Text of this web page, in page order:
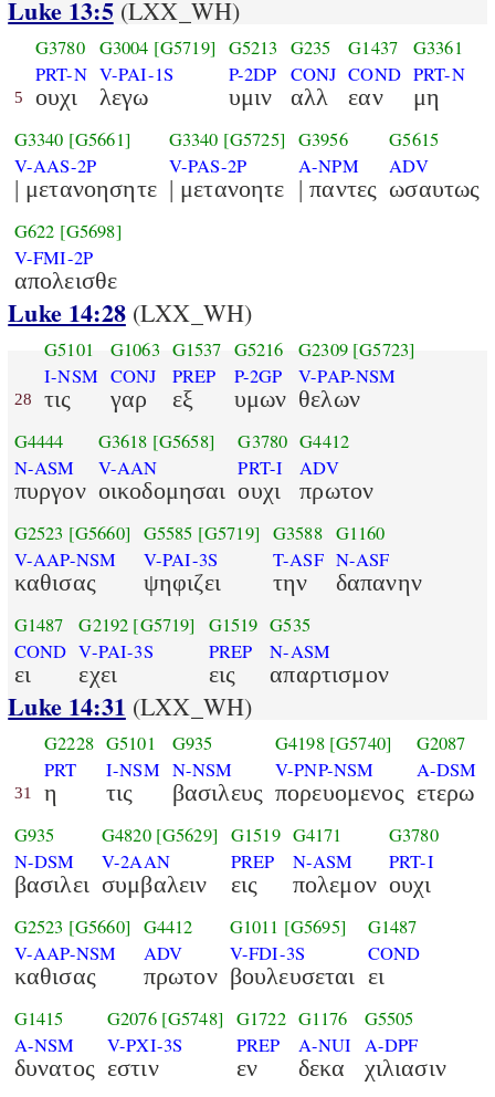
Luke 13:5(LXX_WH)
5
G3780
PRT-N
ουχι
G3004 [G5719]
V-PAI-1S
λεγω
G5213
P-2DP
υμιν
G235
CONJ
αλλ
G1437
COND
εαν
G3361
PRT-N
μη
G3340 [G5661]
V-AAS-2P
| μετανοησητε
G3340 [G5725]
V-PAS-2P
| μετανοητε
G3956
A-NPM
| παντες
G5615
ADV
ωσαυτως
G622 [G5698]
V-FMI-2P
απολεισθε
Luke 14:28(LXX_WH)
28
G5101
I-NSM
τις
G1063
CONJ
γαρ
G1537
PREP
εξ
G5216
P-2GP
υμων
G2309 [G5723]
V-PAP-NSM
θελων
G4444
N-ASM
πυργον
G3618 [G5658]
V-AAN
οικοδομησαι
G3780
PRT-I
ουχι
G4412
ADV
πρωτον
G2523 [G5660]
V-AAP-NSM
καθισας
G5585 [G5719]
V-PAI-3S
ψηφιζει
G3588
T-ASF
την
G1160
N-ASF
δαπανην
G1487
COND
ει
G2192 [G5719]
V-PAI-3S
εχει
G1519
PREP
εις
G535
N-ASM
απαρτισμον
Luke 14:31 (LXX_WH)
31
G2228
PRT
η
G5101
I-NSM
τις
G935
N-NSM
βασιλευς
G4198 [G5740]
V-PNP-NSM
πορευομενος
G2087
A-DSM
ετερω
G935
N-DSM
βασιλει
G4820 [G5629]
V-2AAN
συμβαλειν
G1519
PREP
εις
G4171
N-ASM
πολεμον
G3780
PRT-I
ουχι
G2523 [G5660]
V-AAP-NSM
καθισας
G4412
ADV
πρωτον
G1011 [G5695]
V-FDI-3S
βουλευσεται
G1487
COND
ει
G1415
A-NSM
δυνατος
G2076 [G5748]
V-PXI-3S
εστιν
G1722
PREP
εν
G1176
A-NUI
δεκα
G5505
A-DPF
χιλιασιν